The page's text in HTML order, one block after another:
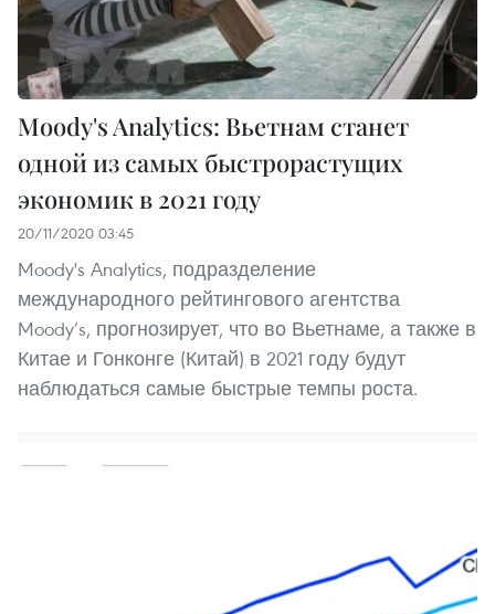
Moody's Analytics: Вьетнам станет
одной из самых быстрорастущих
экономик в 2021 году
20/11/2020 03:45
Moody's Analytics, подразделение
международного рейтингового агентства
Moody’s, прогнозирует, что во Вьетнаме, а также в
Китае и Гонконге (Китай) в 2021 году будут
наблюдаться самые быстрые темпы роста.